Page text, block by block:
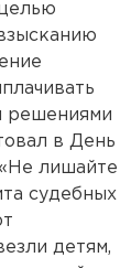
решениями
в День
лишайте
судебных
детям,